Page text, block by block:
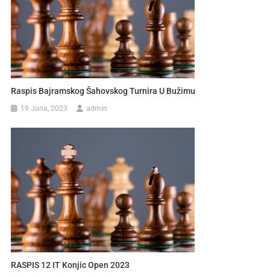
Raspis Bajramskog Šahovskog Turnira U Bužimu
19 Juna, 2023 admin
RASPIS 12 IT Konjic Open 2023